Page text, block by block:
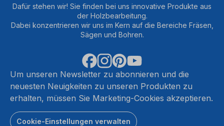
Dafür stehen wir! Sie finden bei uns innovative Produkte aus
der Holzbearbeitung.
Dabei konzentrieren wir uns im Kern auf die Bereiche Fräsen,
Sägen und Bohren.
Um unseren Newsletter zu abonnieren und die
neuesten Neuigkeiten zu unseren Produkten zu
erhalten, müssen Sie Marketing-Cookies akzeptieren.
Cookie-Einstellungen verwalten